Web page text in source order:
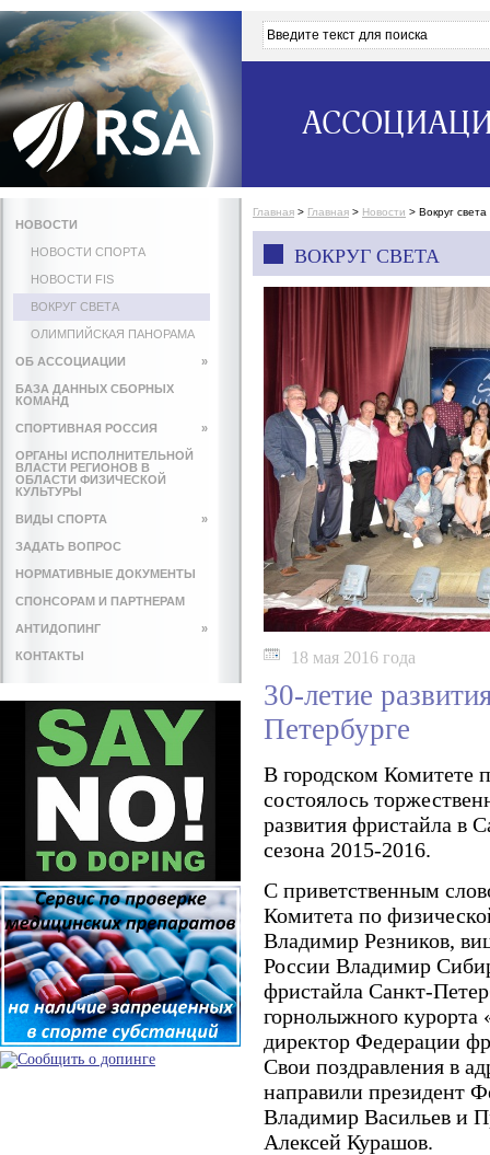
НОВОСТИ
НОВОСТИ СПОРТА
НОВОСТИ FIS
ВОКРУГ СВЕТА
ОЛИМПИЙСКАЯ ПАНОРАМА
ОБ АССОЦИАЦИИ »
БАЗА ДАННЫХ СБОРНЫХ
КОМАНД
СПОРТИВНАЯ РОССИЯ »
ОРГАНЫ ИСПОЛНИТЕЛЬНОЙ
ВЛАСТИ РЕГИОНОВ В
ОБЛАСТИ ФИЗИЧЕСКОЙ
КУЛЬТУРЫ
ВИДЫ СПОРТА »
ЗАДАТЬ ВОПРОС
НОРМАТИВНЫЕ ДОКУМЕНТЫ
СПОНСОРАМ И ПАРТНЕРАМ
АНТИДОПИНГ »
КОНТАКТЫ
Главная > Главная > Новости > Вокруг света
ВОКРУГ СВЕТА
18 мая 2016 года
30-летие
Петербурге
В городском Комитете
состоялось
развития фристайла в
сезона 2015-2016.
С приветственным
Комитета по
Владимир Резников,
России Владимир
фристайла Санкт-
горнолыжного
директор Федерации
Свои поздравления в
направили президент
Владимир Васильев и
Алексей Курашов.